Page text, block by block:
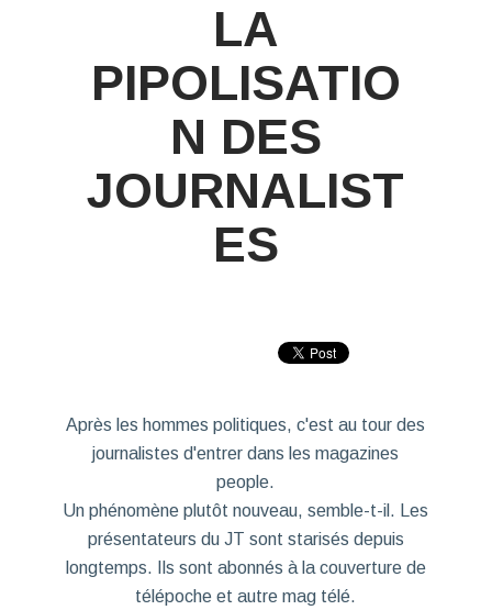
LA
PIPOLISATIO
N DES
JOURNALIST
ES
Après les hommes politiques, c'est au tour des
journalistes d'entrer dans les magazines
people.
Un phénomène plutôt nouveau, semble-t-il. Les
présentateurs du JT sont starisés depuis
longtemps. Ils sont abonnés à la couverture de
télépoche et autre mag télé.